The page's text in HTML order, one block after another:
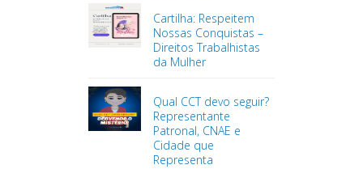
Cartilha: Respeitem
Nossas Conquistas –
Direitos Trabalhistas
da Mulher
Qual CCT devo seguir?
Representante
Patronal, CNAE e
Cidade que
Representa